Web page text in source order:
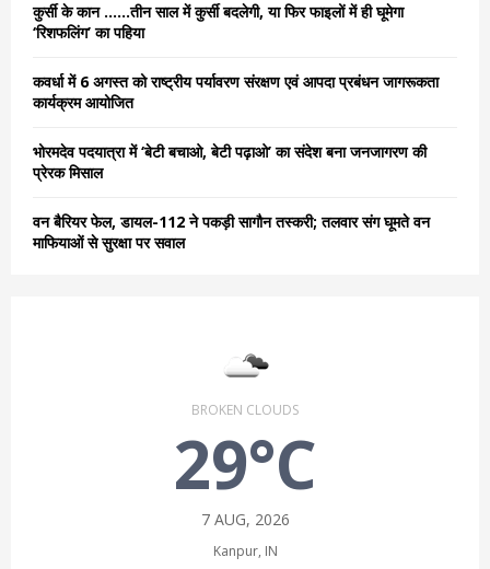
कुर्सी के कान ……तीन साल में कुर्सी बदलेगी, या फिर फाइलों में ही घूमेगा
‘रिशफलिंग’ का पहिया
कवर्धा में 6 अगस्त को राष्ट्रीय पर्यावरण संरक्षण एवं आपदा प्रबंधन जागरूकता
कार्यक्रम आयोजित
भोरमदेव पदयात्रा में ‘बेटी बचाओ, बेटी पढ़ाओ’ का संदेश बना जनजागरण की
प्रेरक मिसाल
वन बैरियर फेल, डायल-112 ने पकड़ी सागौन तस्करी; तलवार संग घूमते वन
माफियाओं से सुरक्षा पर सवाल
BROKEN CLOUDS
29°C
7 AUG, 2026
Kanpur, IN